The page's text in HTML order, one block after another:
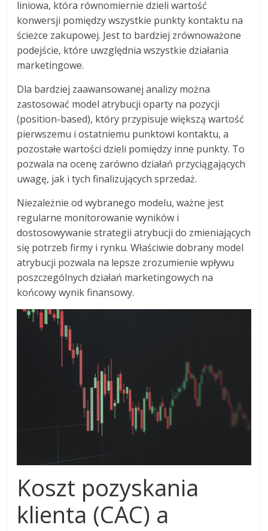
liniowa, która równomiernie dzieli wartość
konwersji pomiędzy wszystkie punkty kontaktu na
ścieżce zakupowej. Jest to bardziej zrównoważone
podejście, które uwzględnia wszystkie działania
marketingowe.
Dla bardziej zaawansowanej analizy można
zastosować model atrybucji oparty na pozycji
(position-based), który przypisuje większą wartość
pierwszemu i ostatniemu punktowi kontaktu, a
pozostałe wartości dzieli pomiędzy inne punkty. To
pozwala na ocenę zarówno działań przyciągających
uwagę, jak i tych finalizujących sprzedaż.
Niezależnie od wybranego modelu, ważne jest
regularne monitorowanie wyników i
dostosowywanie strategii atrybucji do zmieniających
się potrzeb firmy i rynku. Właściwie dobrany model
atrybucji pozwala na lepsze zrozumienie wpływu
poszczególnych działań marketingowych na
końcowy wynik finansowy.
Koszt pozyskania
klienta (CAC) a